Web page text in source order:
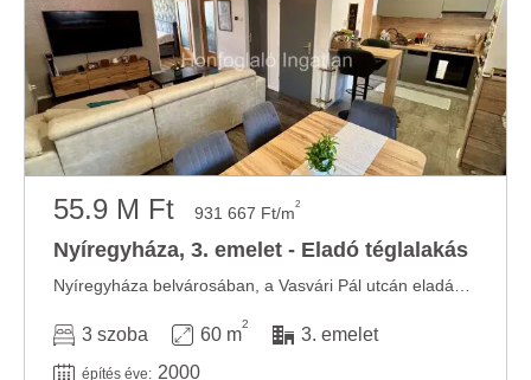
55.9 M Ft 931 667 Ft/m2
Nyíregyháza, 3. emelet - Eladó téglalakás
3 szoba 60 m
2
3. emelet
építés éve: 2000